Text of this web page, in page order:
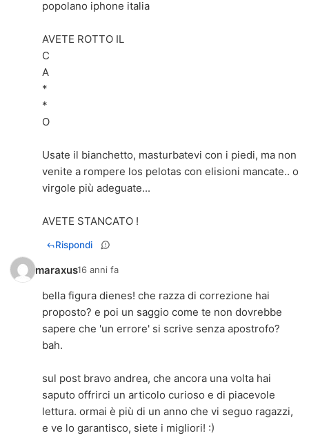
popolano iphone italia
AVETE ROTTO IL
C
A
*
*
O
Usate il bianchetto, masturbatevi con i piedi, ma non
venite a rompere los pelotas con elisioni mancate.. o
virgole più adeguate...
AVETE STANCATO !
Rispondi
maraxus16 anni fa
bella figura dienes! che razza di correzione hai
proposto? e poi un saggio come te non dovrebbe
sapere che 'un errore' si scrive senza apostrofo?
bah.
sul post bravo andrea, che ancora una volta hai
saputo offrirci un articolo curioso e di piacevole
lettura. ormai è più di un anno che vi seguo ragazzi,
e ve lo garantisco, siete i migliori! :)